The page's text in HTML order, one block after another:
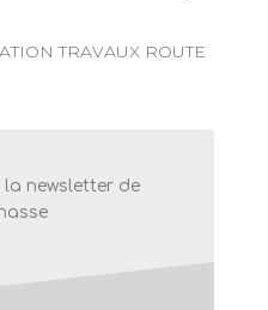
TRAVAUX ROUTE
newsletter de